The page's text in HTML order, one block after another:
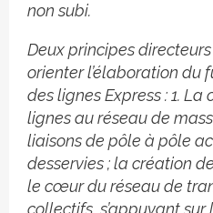
non subi.
Deux principes
orienter l’élaboration du
des lignes Express : 1.
lignes au réseau de
liaisons de pôle à pôle
desservies ; la création
le cœur du réseau de
collectifs, s’appuyant